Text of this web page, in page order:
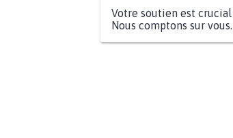
Votre soutien est
Nous comptons sur vous.